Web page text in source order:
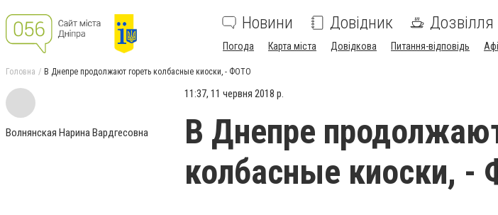
Новини Довідник Дозвілля
Погода Карта міста Довідкова Питання-відповідь
Головна В Днепре продолжают гореть колбасные киоски, - ФОТО
Волнянская Нарина Вардгесовна
11:37, 11 червня 2018 р.
В Днепре
колбасные киоски, -